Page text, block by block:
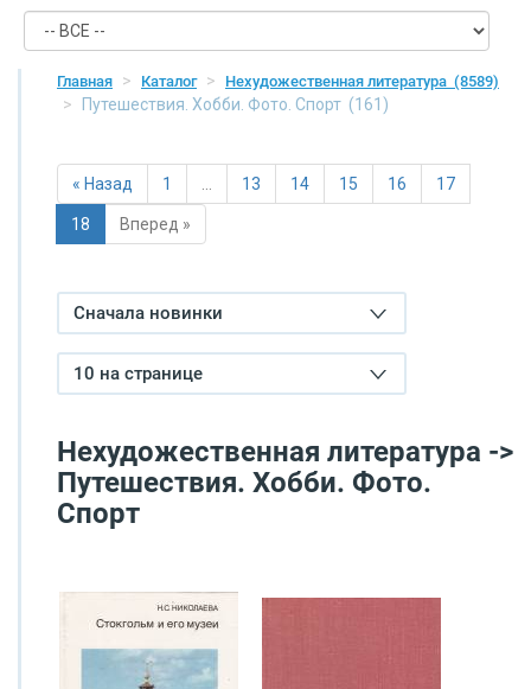
Главная Каталог Нехудожественная литература (8589)
Путешествия. Хобби. Фото. Спорт (161)
« Назад 1 … 13 14 15 16 17
18 Вперед »
Сначала новинки
10 на странице
Нехудожественная литература ->
Путешествия. Хобби. Фото.
Спорт